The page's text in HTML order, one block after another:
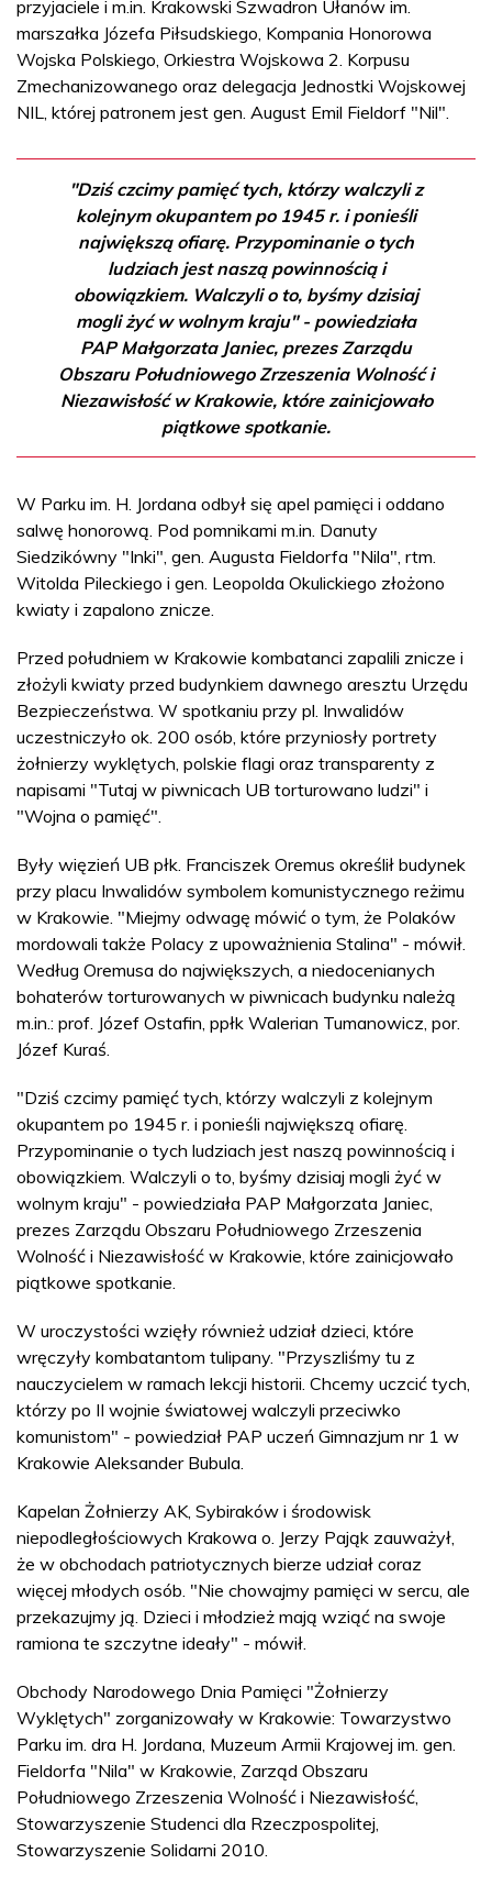
przyjaciele i m.in. Krakowski Szwadron Ułanów im.
marszałka Józefa Piłsudskiego, Kompania Honorowa
Wojska Polskiego, Orkiestra Wojskowa 2. Korpusu
Zmechanizowanego oraz delegacja Jednostki Wojskowej
NIL, której patronem jest gen. August Emil Fieldorf "Nil".
"Dziś czcimy pamięć tych, którzy walczyli z
kolejnym okupantem po 1945 r. i ponieśli
największą ofiarę. Przypominanie o tych
ludziach jest naszą powinnością i
obowiązkiem. Walczyli o to, byśmy dzisiaj
mogli żyć w wolnym kraju" - powiedziała
PAP Małgorzata Janiec, prezes Zarządu
Obszaru Południowego Zrzeszenia Wolność i
Niezawisłość w Krakowie, które zainicjowało
piątkowe spotkanie.
W Parku im. H. Jordana odbył się apel pamięci i oddano
salwę honorową. Pod pomnikami m.in. Danuty
Siedzikówny "Inki", gen. Augusta Fieldorfa "Nila", rtm.
Witolda Pileckiego i gen. Leopolda Okulickiego złożono
kwiaty i zapalono znicze.
Przed południem w Krakowie kombatanci zapalili znicze i
złożyli kwiaty przed budynkiem dawnego aresztu Urzędu
Bezpieczeństwa. W spotkaniu przy pl. Inwalidów
uczestniczyło ok. 200 osób, które przyniosły portrety
żołnierzy wyklętych, polskie flagi oraz transparenty z
napisami "Tutaj w piwnicach UB torturowano ludzi" i
"Wojna o pamięć".
Były więzień UB płk. Franciszek Oremus określił budynek
przy placu Inwalidów symbolem komunistycznego reżimu
w Krakowie. "Miejmy odwagę mówić o tym, że Polaków
mordowali także Polacy z upoważnienia Stalina" - mówił.
Według Oremusa do największych, a niedocenianych
bohaterów torturowanych w piwnicach budynku należą
m.in.: prof. Józef Ostafin, ppłk Walerian Tumanowicz, por.
Józef Kuraś.
"Dziś czcimy pamięć tych, którzy walczyli z kolejnym
okupantem po 1945 r. i ponieśli największą ofiarę.
Przypominanie o tych ludziach jest naszą powinnością i
obowiązkiem. Walczyli o to, byśmy dzisiaj mogli żyć w
wolnym kraju" - powiedziała PAP Małgorzata Janiec,
prezes Zarządu Obszaru Południowego Zrzeszenia
Wolność i Niezawisłość w Krakowie, które zainicjowało
piątkowe spotkanie.
W uroczystości wzięły również udział dzieci, które
wręczyły kombatantom tulipany. "Przyszliśmy tu z
nauczycielem w ramach lekcji historii. Chcemy uczcić tych,
którzy po II wojnie światowej walczyli przeciwko
komunistom" - powiedział PAP uczeń Gimnazjum nr 1 w
Krakowie Aleksander Bubula.
Kapelan Żołnierzy AK, Sybiraków i środowisk
niepodległościowych Krakowa o. Jerzy Pająk zauważył,
że w obchodach patriotycznych bierze udział coraz
więcej młodych osób. "Nie chowajmy pamięci w sercu, ale
przekazujmy ją. Dzieci i młodzież mają wziąć na swoje
ramiona te szczytne ideały" - mówił.
Obchody Narodowego Dnia Pamięci "Żołnierzy
Wyklętych" zorganizowały w Krakowie: Towarzystwo
Parku im. dra H. Jordana, Muzeum Armii Krajowej im. gen.
Fieldorfa "Nila" w Krakowie, Zarząd Obszaru
Południowego Zrzeszenia Wolność i Niezawisłość,
Stowarzyszenie Studenci dla Rzeczpospolitej,
Stowarzyszenie Solidarni 2010.